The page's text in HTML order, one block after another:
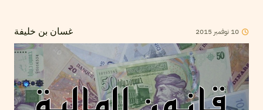
غسان بن خليفة 10 نوفمبر 2015